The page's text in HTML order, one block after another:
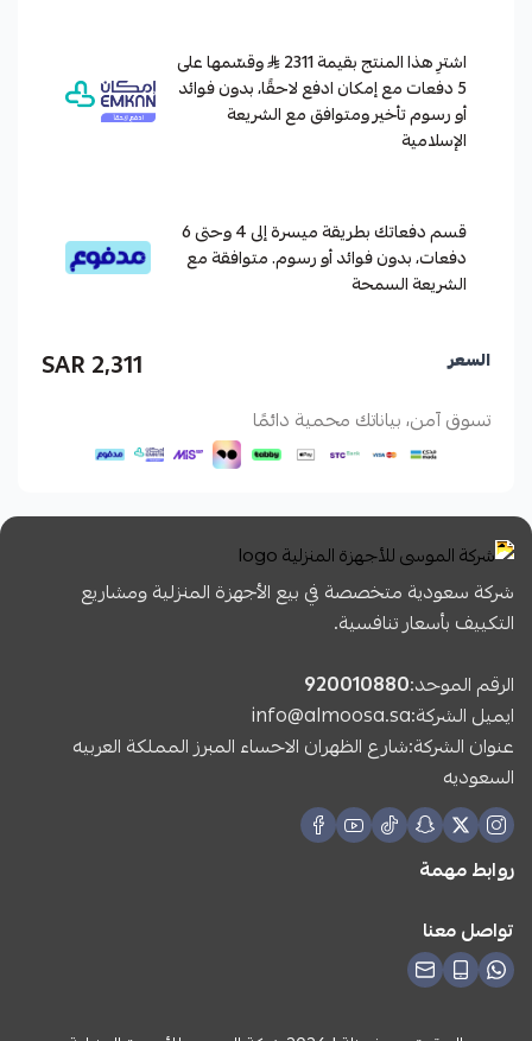
اشترِ هذا المنتج بقيمة 2311
وقسّمها على
5 دفعات مع إمكان ادفع لاحقًا، بدون فوائد
أو رسوم تأخير ومتوافق مع الشريعة
الإسلامية
قسم دفعاتك بطريقة ميسرة إلى 4 وحتى 6
دفعات، بدون فوائد أو رسوم. متوافقة مع
الشريعة السمحة
السعر 2,311 SAR
تسوق آمن، بياناتك محمية دائمًا
شركة سعودية متخصصة في بيع الأجهزة المنزلية ومشاريع
التكييف بأسعار تنافسية.
الرقم الموحد:920010880
ايميل الشركة:info@almoosa.sa
عنوان الشركة:شارع الظهران الاحساء المبرز المملكة العربيه
السعوديه
روابط مهمة
تواصل معنا